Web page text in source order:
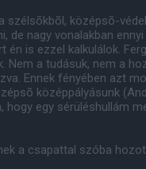
szélsõkbõl, középsõ-
de nagy vonalakban
én is ezzel kalkulálok.
Nem a tudásuk, nem a
Ennek fényében azt
középpályásunk
hogy egy sérüléshullám
a csapattal szóba